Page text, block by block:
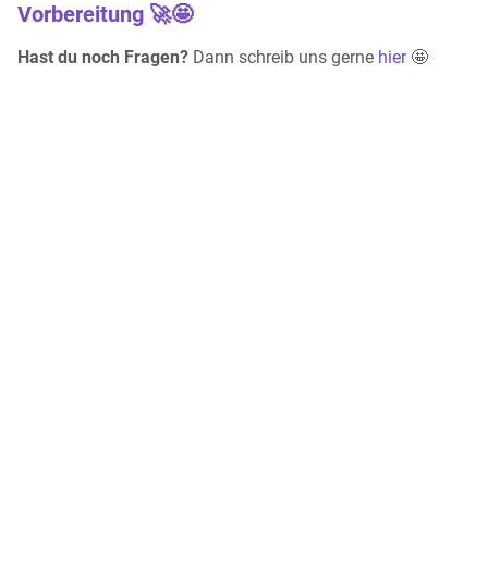
Vorbereitung 🚀🤩
Hast du noch Fragen? Dann schreib uns gerne hier 🤩